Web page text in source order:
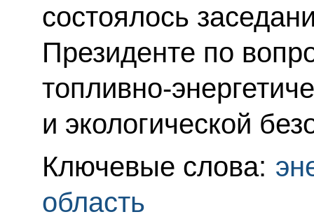
состоялось
Президенте по
топливно-
и экологической
Ключевые слова:
область